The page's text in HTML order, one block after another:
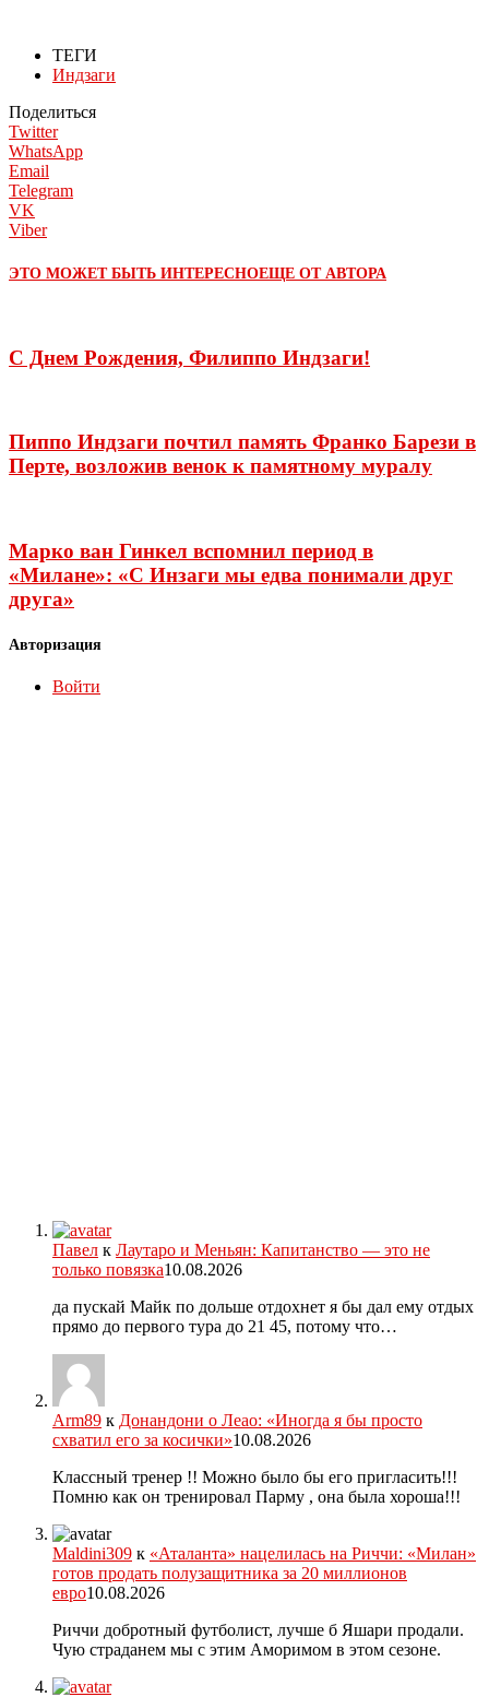
ТЕГИ
Индзаги
Поделиться
Twitter
WhatsApp
Email
Telegram
VK
Viber
ЭТО МОЖЕТ БЫТЬ ИНТЕРЕСНОЕЩЕ ОТ АВТОРА
С Днем Рождения, Филиппо Индзаги!
Пиппо Индзаги почтил память Франко Барези в
Перте, возложив венок к памятному муралу
Марко ван Гинкел вспомнил период в
«Милане»: «С Инзаги мы едва понимали друг
друга»
Авторизация
Войти
Павел к Лаутаро и Меньян: Капитанство — это не
только повязка10.08.2026
да пускай Майк по дольше отдохнет я бы дал ему отдых
прямо до первого тура до 21 45, потому что…
Arm89 к Донандони о Леао: «Иногда я бы просто
схватил его за косички»10.08.2026
Классный тренер !! Можно было бы его пригласить!!!
Помню как он тренировал Парму , она была хороша!!!
Maldini309 к «Аталанта» нацелилась на Риччи: «Милан»
готов продать полузащитника за 20 миллионов
евро10.08.2026
Риччи добротный футболист, лучше б Яшари продали.
Чую страданем мы с этим Аморимом в этом сезоне.